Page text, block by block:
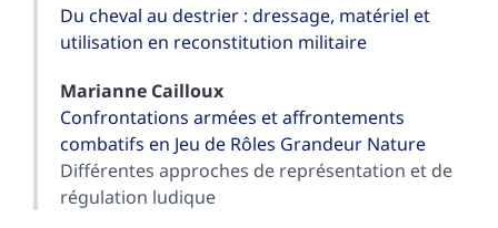
Du cheval au destrier : dressage, matériel et
utilisation en reconstitution militaire
Marianne Cailloux
Confrontations armées et affrontements
combatifs en Jeu de Rôles Grandeur Nature
Différentes approches de représentation et de
régulation ludique